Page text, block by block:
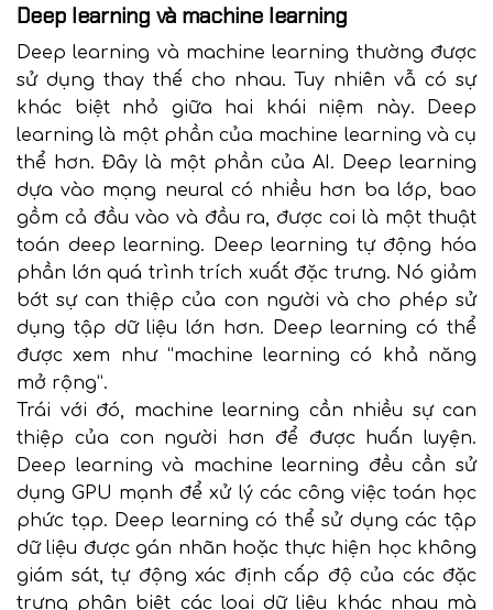
Deep learning và machine learning
Deep learning và machine learning thường được
sử dụng thay thế cho nhau. Tuy nhiên vẫ có sự
khác biệt nhỏ giữa hai khái niệm này. Deep
learning là một phần của machine learning và cụ
thể hơn. Đây là một phần của AI. Deep learning
dựa vào mạng neural có nhiều hơn ba lớp, bao
gồm cả đầu vào và đầu ra, được coi là một thuật
toán deep learning. Deep learning tự động hóa
phần lớn quá trình trích xuất đặc trưng. Nó giảm
bớt sự can thiệp của con người và cho phép sử
dụng tập dữ liệu lớn hơn. Deep learning có thể
được xem như “machine learning có khả năng
mở rộng”.
Trái với đó, machine learning cần nhiều sự can
thiệp của con người hơn để được huấn luyện.
Deep learning và machine learning đều cần sử
dụng GPU mạnh để xử lý các công việc toán học
phức tạp. Deep learning có thể sử dụng các tập
dữ liệu được gán nhãn hoặc thực hiện học không
giám sát, tự động xác định cấp độ của các đặc
trưng phân biệt các loại dữ liệu khác nhau mà